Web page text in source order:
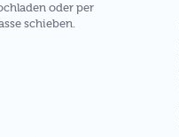
oder per
schieben.